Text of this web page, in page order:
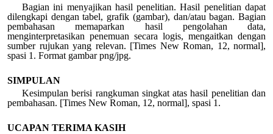
Bagian ini menyajikan hasil penelitian. Hasil penelitian dapat
dilengkapi dengan tabel, grafik (gambar), dan/atau bagan. Bagian
pembahasan memaparkan hasil pengolahan data,
menginterpretasikan penemuan secara logis, mengaitkan dengan
sumber rujukan yang relevan. [Times New Roman, 12, normal],
spasi 1. Format gambar png/jpg.
SIMPULAN
Kesimpulan berisi rangkuman singkat atas hasil penelitian dan
pembahasan. [Times New Roman, 12, normal], spasi 1.
UCAPAN TERIMA KASIH